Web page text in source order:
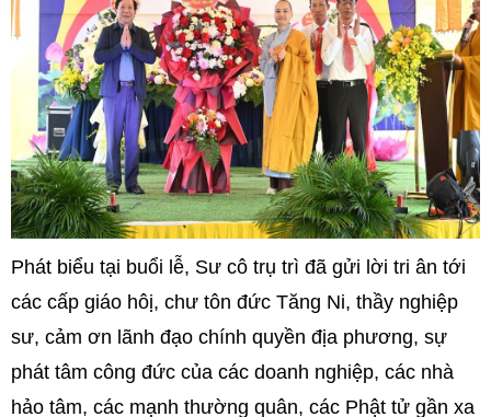
Phát biểu tại buổi lễ, Sư cô trụ trì đã gửi lời tri ân tới
các cấp giáo hôị, chư tôn đức Tăng Ni, thầy nghiệp
sư, cảm ơn lãnh đạo chính quyền địa phương, sự
phát tâm công đức của các doanh nghiệp, các nhà
hảo tâm, các mạnh thường quân, các Phật tử gần xa